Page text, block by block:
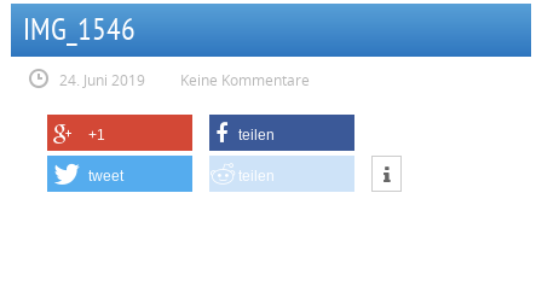
IMG_1546
24. Juni 2019 Keine Kommentare
+1 teilen
tweet teilen